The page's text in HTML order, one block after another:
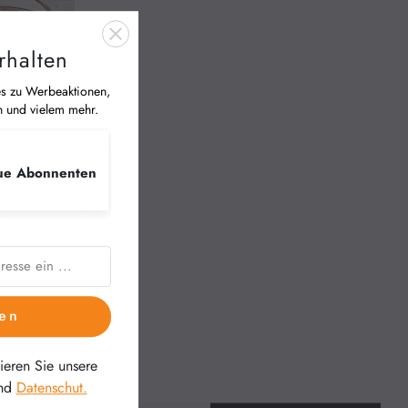
Bettr
zu Werbeaktionen,
und vielem mehr.
Abonnenten
Sie unsere
Datenschut.